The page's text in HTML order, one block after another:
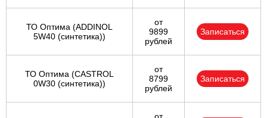
ТО Оптима (ADDINOL
5W40 (синтетика))
от
9899
рублей
Записаться
ТО Оптима (CASTROL
0W30 (синтетика))
от
8799
рублей
Записаться